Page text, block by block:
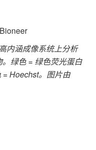
内涵成像系统上分析
绿色 = 绿色荧光蛋白
= Hoechst。图片由